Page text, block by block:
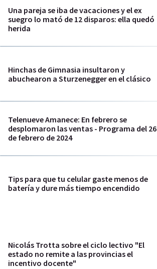
Una pareja se iba de vacaciones y el ex
suegro lo mató de 12 disparos: ella quedó
herida
Hinchas de Gimnasia insultaron y
abuchearon a Sturzenegger en el clásico
Telenueve Amanece: En febrero se
desplomaron las ventas - Programa del 26
de febrero de 2024
Tips para que tu celular gaste menos de
batería y dure más tiempo encendido
Nicolás Trotta sobre el ciclo lectivo "El
estado no remite a las provincias el
incentivo docente"